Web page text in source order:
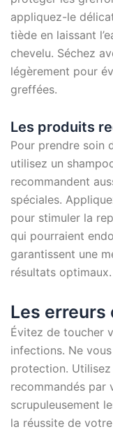
appliquez-le
tiède en laissant
chevelu. Séchez
légèrement pour
greffées.
Les produits
Pour prendre soin
utilisez un
recommandent
spéciales.
pour stimuler la
qui pourraient
garantissent une
résultats optimaux.
Les erreurs
Évitez de toucher
infections. Ne
protection.
recommandés par
scrupuleusement
la réussite de votre